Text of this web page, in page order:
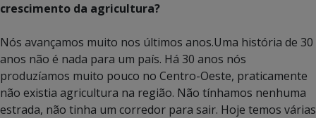
crescimento da agricultura?
Nós avançamos muito nos últimos anos.Uma história de 30
anos não é nada para um país. Há 30 anos nós
produzíamos muito pouco no Centro-Oeste, praticamente
não existia agricultura na região. Não tínhamos nenhuma
estrada, não tinha um corredor para sair. Hoje temos várias